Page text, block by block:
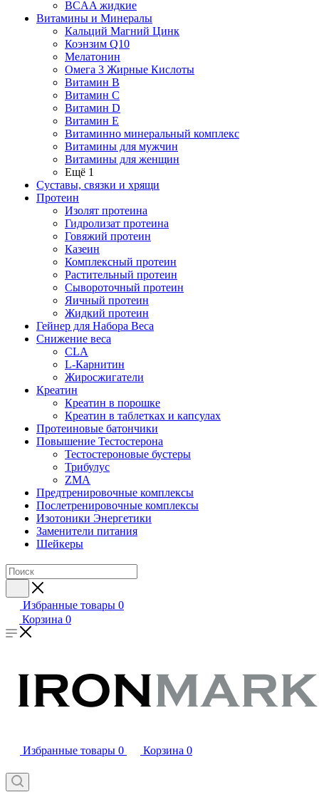
BCAA жидкие
Витамины и Минералы
Кальций Магний Цинк
Коэнзим Q10
Мелатонин
Омега 3 Жирные Кислоты
Витамин B
Витамин C
Витамин D
Витамин E
Витаминно минеральный комплекс
Витамины для мужчин
Витамины для женщин
Ещё 1
Суставы, связки и хрящи
Протеин
Изолят протеина
Гидролизат протеина
Говяжий протеин
Казеин
Комплексный протеин
Растительный протеин
Сывороточный протеин
Яичный протеин
Жидкий протеин
Гейнер для Набора Веса
Снижение веса
CLA
L-Карнитин
Жиросжигатели
Креатин
Креатин в порошке
Креатин в таблетках и капсулах
Протеиновые батончики
Повышение Тестостерона
Тестостероновые бустеры
Трибулус
ZMA
Предтренировочные комплексы
Послетренировочные комплексы
Изотоники Энергетики
Заменители питания
Шейкеры
Избранные товары 0
Корзина 0
Избранные товары 0 Корзина 0